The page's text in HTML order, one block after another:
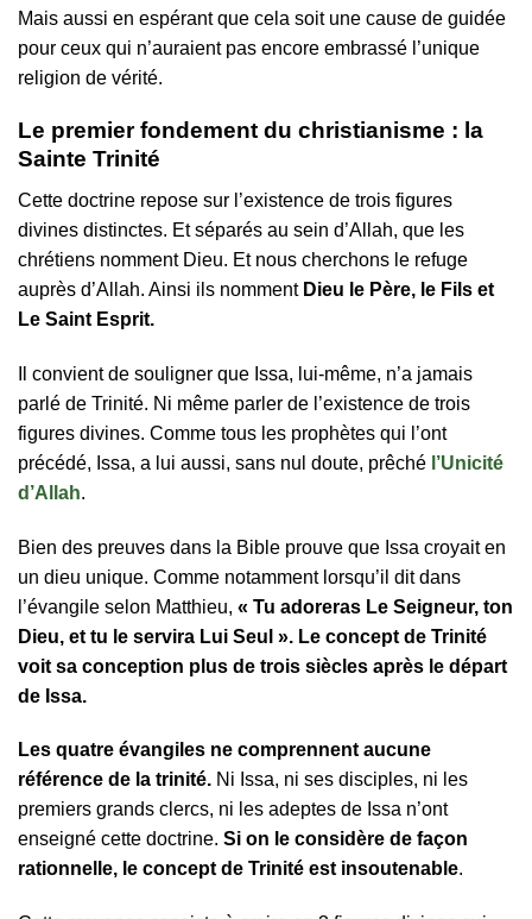
Mais aussi en espérant que cela soit une cause de guidée
pour ceux qui n’auraient pas encore embrassé l’unique
religion de vérité.
Le premier fondement du christianisme : la
Sainte Trinité
Cette doctrine repose sur l’existence de trois figures
divines distinctes. Et séparés au sein d’Allah, que les
chrétiens nomment Dieu. Et nous cherchons le refuge
auprès d’Allah. Ainsi ils nomment Dieu le Père, le Fils et
Le Saint Esprit.
Il convient de souligner que Issa, lui-même, n’a jamais
parlé de Trinité. Ni même parler de l’existence de trois
figures divines. Comme tous les prophètes qui l’ont
précédé, Issa, a lui aussi, sans nul doute, prêché l’Unicité
d’Allah.
Bien des preuves dans la Bible prouve que Issa croyait en
un dieu unique. Comme notamment lorsqu’il dit dans
l’évangile selon Matthieu, « Tu adoreras Le Seigneur, ton
Dieu, et tu le servira Lui Seul ». Le concept de Trinité
voit sa conception plus de trois siècles après le départ
de Issa.
Les quatre évangiles ne comprennent aucune
référence de la trinité. Ni Issa, ni ses disciples, ni les
premiers grands clercs, ni les adeptes de Issa n’ont
enseigné cette doctrine. Si on le considère de façon
rationnelle, le concept de Trinité est insoutenable.